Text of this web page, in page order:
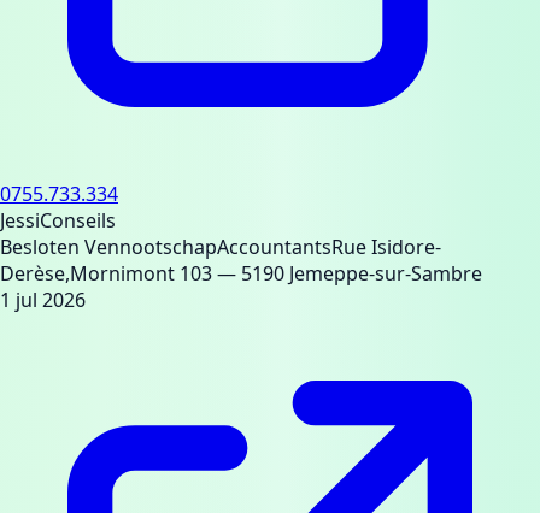
0755.733.334
JessiConseils
Besloten VennootschapAccountantsRue Isidore-
Derèse,Mornimont 103— 5190 Jemeppe-sur-Sambre
1 jul 2026